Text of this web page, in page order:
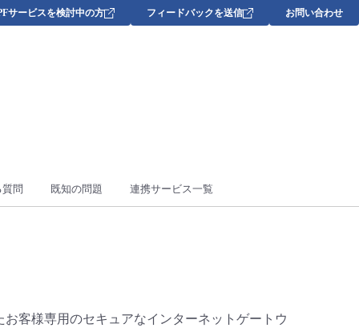
サービスを検討中の方 フィードバックを送信 お問い合わせ
問 既知の問題 連携サービス一覧
お客様専用のセキュアなインターネットゲートウ